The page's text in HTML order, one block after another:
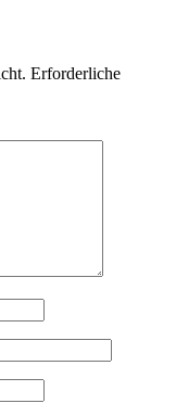
Erforderliche